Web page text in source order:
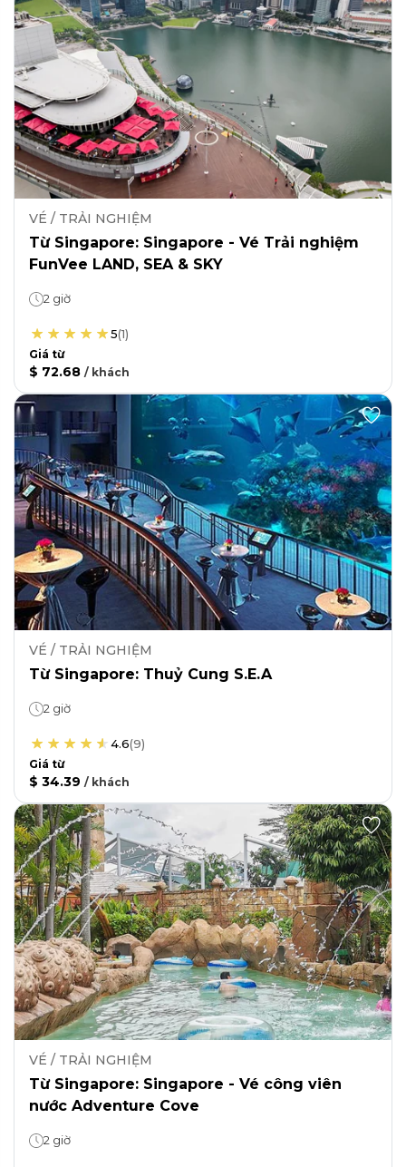
VÉ / TRẢI NGHIỆM
Từ Singapore: Singapore - Vé Trải nghiệm
FunVee LAND, SEA & SKY
2 giờ
5(1)
Giá từ
$ 72.68 / khách
VÉ / TRẢI NGHIỆM
Từ Singapore: Thuỷ Cung S.E.A
2 giờ
4.6(9)
Giá từ
$ 34.39 / khách
VÉ / TRẢI NGHIỆM
Từ Singapore: Singapore - Vé công viên
nước Adventure Cove
2 giờ